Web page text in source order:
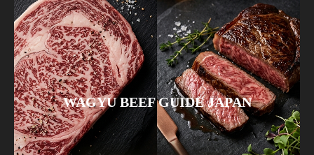
WAGYU BEEF GUIDE JAPAN